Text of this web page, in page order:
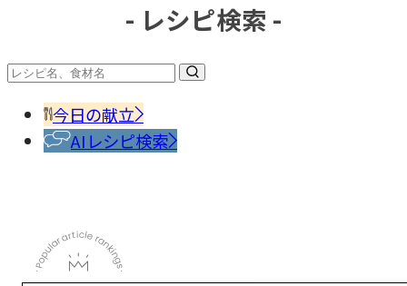
- レシピ検索 -
今日の献立
AIレシピ検索